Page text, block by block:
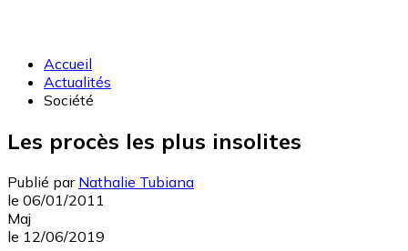
Accueil
Actualités
Société
Les procès les plus insolites
Publié par Nathalie Tubiana
le 06/01/2011
Maj
le 12/06/2019